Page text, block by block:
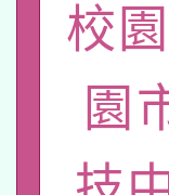
國立
年
業成
函轉
原
轉
新
函
轉知
校
園